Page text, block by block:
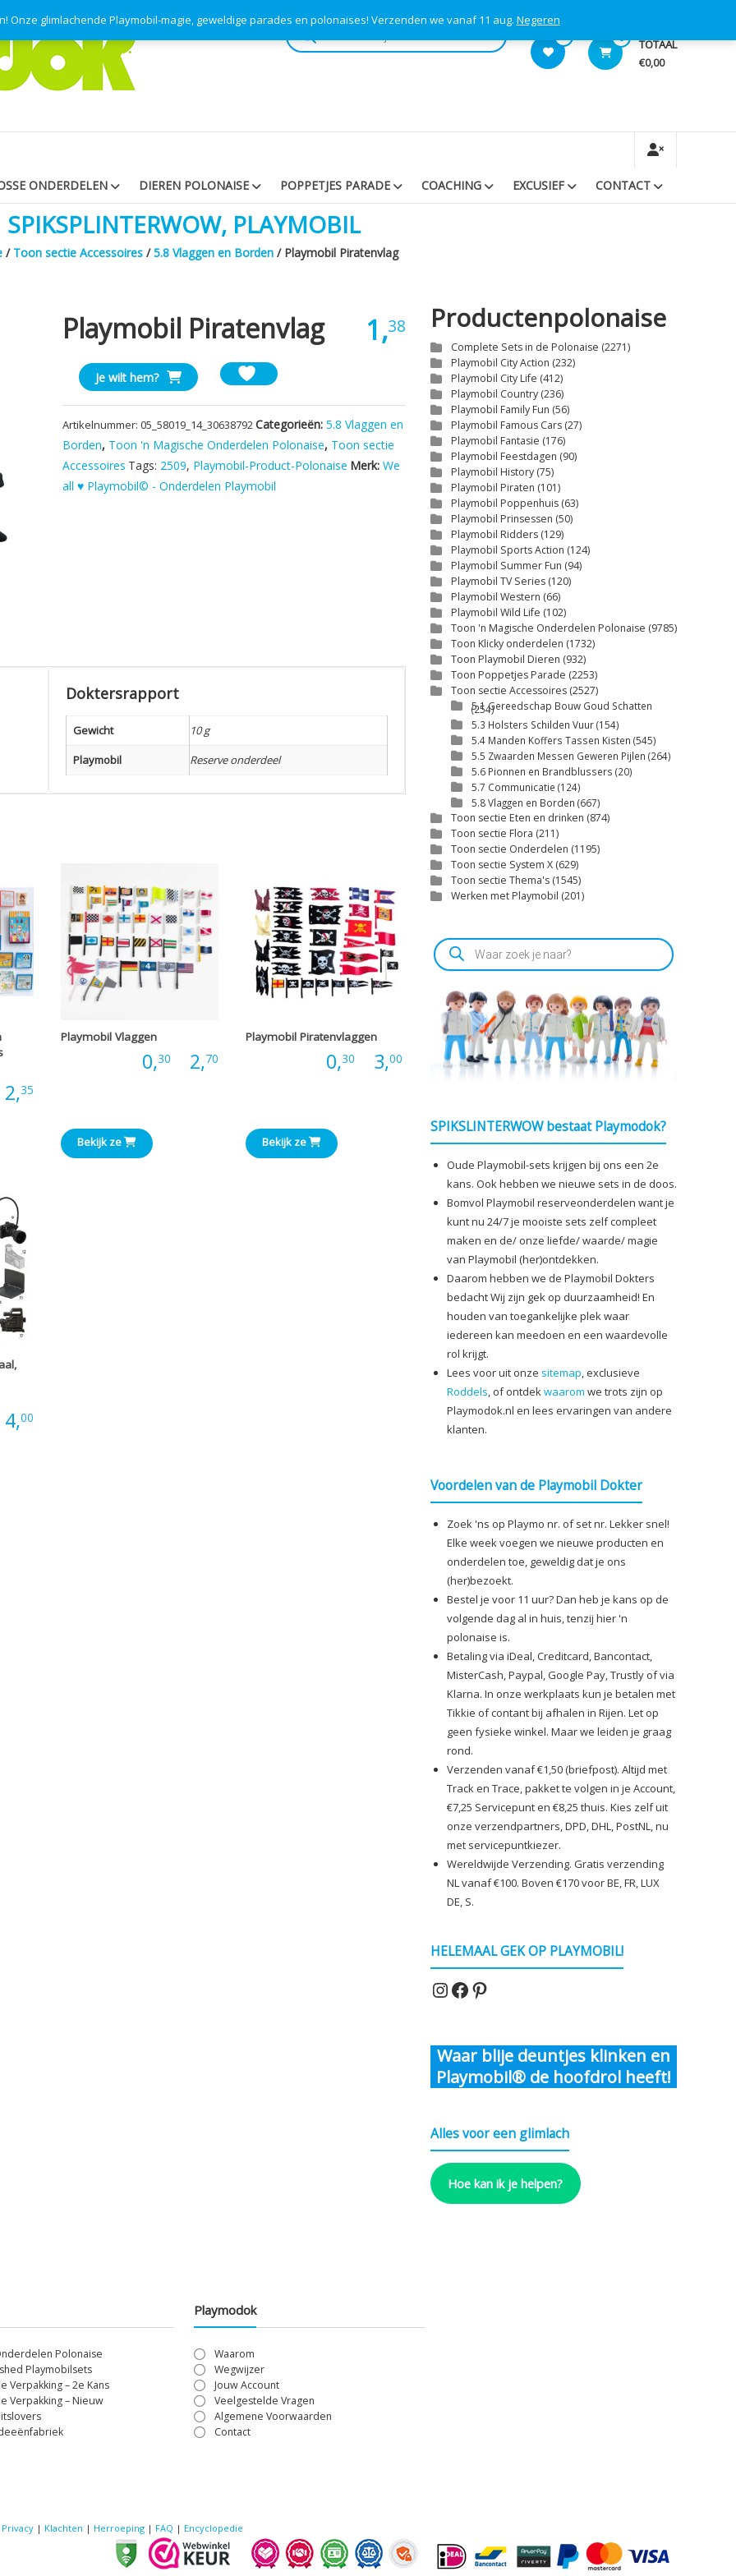
Onze glimlachende Playmobil-magie, geweldige parades en polonaises! Verzenden we vanaf 11 aug. Negeren
0 TOTAAL
€0,00
Producten
ONDERDELEN DIEREN POLONAISE POPPETJES PARADE COACHING EXCUSIEF CONTACT
SPIKSPLINTERWOW, PLAYMOBIL
/ Toon sectie Accessoires /5.8 Vlaggen en Borden / Playmobil Piratenvlag
Playmobil Piratenvlag 1,38
Playmobil
Piratenvlag
aantal
Je wilt hem?
Artikelnummer:05_58019_14_30638792Categorieën:5.8 Vlaggen en
Borden, Toon 'n Magische Onderdelen Polonaise, Toon sectie
Accessoires Tags: 2509, Playmobil-Product-Polonaise Merk:We
all ♥ Playmobil© - Onderdelen Playmobil
Doktersrapport
Gewicht
10 g
Playmobil
Reserve onderdeel
2,35Prijsklasse:
€0,33
Playmobil Vlaggen
0,30 2,70Prijsklasse:
€2,70
Bekijk ze
Playmobil Piratenvlaggen
0,30 3,00
Prijsklasse:
€3,00
Bekijk ze
4,00Prijsklasse:
Productenpolonaise
Complete Sets in de Polonaise (2271)
Playmobil City Action (232)
Playmobil City Life (412)
Playmobil Country (236)
Playmobil Family Fun (56)
Playmobil Famous Cars (27)
Playmobil Fantasie (176)
Playmobil Feestdagen (90)
Playmobil History (75)
Playmobil Piraten (101)
Playmobil Poppenhuis (63)
Playmobil Prinsessen (50)
Playmobil Ridders (129)
Playmobil Sports Action (124)
Playmobil Summer Fun (94)
Playmobil TV Series (120)
Playmobil Western (66)
Playmobil Wild Life (102)
Toon 'n Magische Onderdelen Polonaise (9785)
Toon Klicky onderdelen (1732)
Toon Playmobil Dieren (932)
Toon Poppetjes Parade (2253)
Toon sectie Accessoires (2527)
5.1 Gereedschap Bouw Goud Schatten
(254)
5.3 Holsters Schilden Vuur(154)
5.4 Manden Koffers Tassen Kisten (545)
5.5 Zwaarden Messen Geweren Pijlen (264)
5.6 Pionnen en Brandblussers (20)
5.7 Communicatie (124)
5.8 Vlaggen en Borden (667)
Toon sectie Eten en drinken (874)
Toon sectie Flora (211)
Toon sectie Onderdelen (1195)
Toon sectie System X (629)
Toon sectie Thema's (1545)
Werken met Playmobil (201)
Producten
zoeken
SPIKSLINTERWOW bestaat Playmodok?
Oude Playmobil-sets krijgen bij ons een 2e
kans. Ook hebben we nieuwe sets in de doos.
Bomvol Playmobil reserveonderdelen want je
kunt nu 24/7 je mooiste sets zelf compleet
maken en de/ onze liefde/ waarde/ magie
van Playmobil (her)ontdekken.
Daarom hebben we de Playmobil Dokters
bedacht Wij zijn gek op duurzaamheid! En
houden van toegankelijke plek waar
iedereen kan meedoen en een waardevolle
rol krijgt.
Lees voor uit onze sitemap, exclusieve
Roddels, of ontdekwaarom we trots zijn op
Playmodok.nl en lees ervaringen van andere
klanten.
Voordelen van de Playmobil Dokter
Zoek 'ns op Playmo nr. of set nr. Lekker snel!
Elke week voegen we nieuwe producten en
onderdelen toe, geweldig dat je ons
(her)bezoekt.
Bestel je voor 11 uur? Dan heb je kans op de
volgende dag al in huis, tenzij hier 'n
polonaise is.
Betaling via iDeal, Creditcard, Bancontact,
MisterCash, Paypal, Google Pay, Trustly of via
Klarna. In onze werkplaats kun je betalen met
Tikkie of contant bij afhalen in Rijen. Let op
geen fysieke winkel. Maar we leiden je graag
rond.
Verzenden vanaf €1,50 (briefpost). Altijd met
Track en Trace, pakket te volgen in je Account,
€7,25 Servicepunt en €8,25 thuis. Kies zelf uit
onze verzendpartners, DPD, DHL, PostNL, nu
met servicepuntkiezer.
Wereldwijde Verzending. Gratis verzending
NL vanaf €100. Boven €170 voor BE, FR, LUX
DE, S.
HELEMAAL GEK OP PLAYMOBIL!
Instagram
Facebook
Pinterest
Waar blije deuntjes klinken en
Playmobil® de hoofdrol heeft!
Alles voor een glimlach
Hoe kan ik je helpen?
Polonaise
Playmobilsets
Verpakking – 2e Kans
Verpakking – Nieuw
Playmodok
Waarom
Wegwijzer
Jouw Account
Veelgestelde Vragen
Algemene Voorwaarden
Contact
Privacy | Klachten | Herroeping | FAQ | Encyclopedie